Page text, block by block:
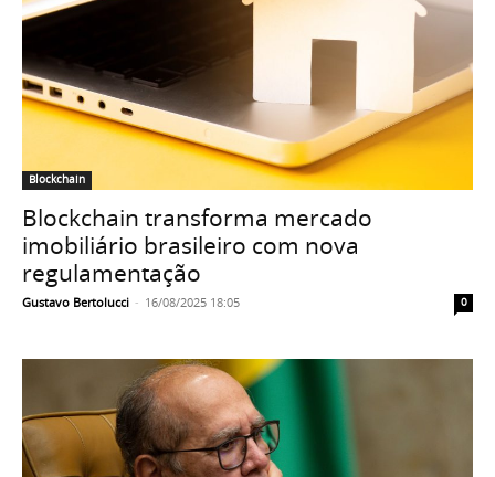
Blockchain
Blockchain transforma mercado
imobiliário brasileiro com nova
regulamentação
Gustavo Bertolucci - 16/08/2025 18:05 0